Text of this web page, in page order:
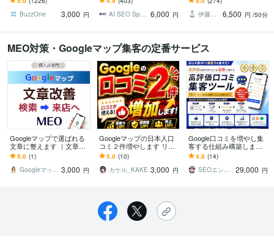
なワードを含む対策でGo
ogle上位表示
BuzzOne
3,000 円
をカバー！効果抜群のマ
ップ埋込MEO戦略
AI SEO Specialist 6,000 円
の実績多数！全て満点評
価で継続中！
伊藤優里＠SEOに強いWEBサイト制作
6,500 円 /50分
MEO対策・Googleマップ集客の定番サービス
Googleマップで選ばれる
文章に整えます ｜文章が
苦手なオーナー様へ｜お
店の魅力を伝わる文章で
来店へ！
5.0 (1)
Googleマップ文章改善サポート 3,000 円
Googleマップの日本人口
コミ２件増やします リア
ル日本人からの口コミで
集客、信頼度アップのサ
ポート！
5.0 (10)
カケル_KAKE 3,000 円
Google口コミを増やし集
客する仕組み構築します
アンケート×自動誘導で高
評価レビューを効率的に
獲得【MEO】
4.8 (14)
SEOエンジニア
29,000 円